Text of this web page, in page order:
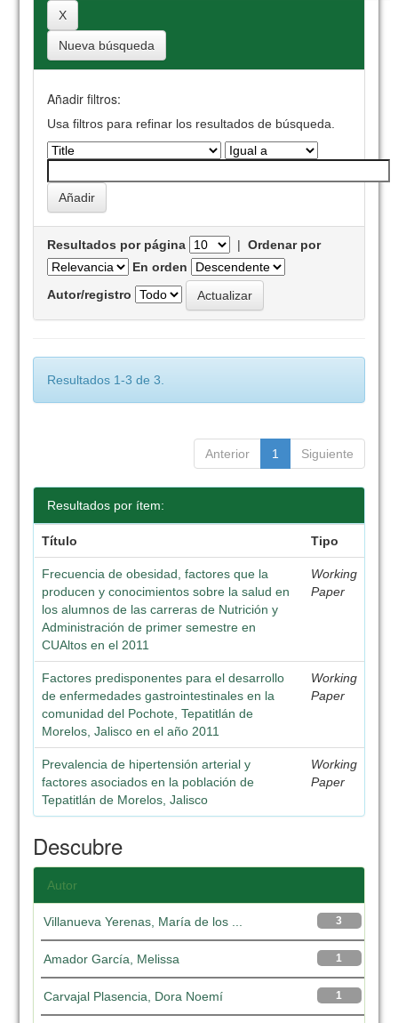
Nueva búsqueda
Añadir filtros:
Usa filtros para refinar los resultados de búsqueda.
Resultados por página |Ordenar por
En orden
Autor/registro
Resultados 1-3 de 3.
Anterior 1 Siguiente
Resultados por ítem:
Título Tipo
Frecuencia de obesidad, factores que la
producen y conocimientos sobre la salud en
los alumnos de las carreras de Nutrición y
Administración de primer semestre en
CUAltos en el 2011
Working
Paper
Factores predisponentes para el desarrollo
de enfermedades gastrointestinales en la
comunidad del Pochote, Tepatitlán de
Morelos, Jalisco en el año 2011
Working
Paper
Prevalencia de hipertensión arterial y
factores asociados en la población de
Tepatitlán de Morelos, Jalisco
Working
Paper
Descubre
Autor
3
Villanueva Yerenas, María de los ...
1
Amador García, Melissa
1
Carvajal Plasencia, Dora Noemí